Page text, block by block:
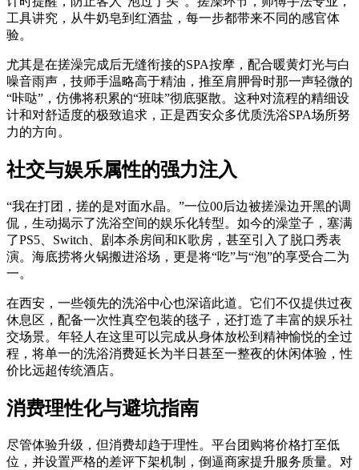
工具讲究，从牛奶皂到红酒盐，每一步都带来不同的感官体
验。
尤其是在搓澡完成后无缝衔接的SPA按摩，配合暖黄灯光与白
噪音雨声，技师手温略高于精油，推至肩胛骨时那一声轻微的
“咔哒”，仿佛将积累的“班味”彻底驱散。这种对流程的精细设
计和对舒适度的极致追求，正是西安众多优质洗浴SPA场所努
力的方向。
社交与娱乐属性的强力注入
“我在打团，搓的是对面水晶。”一位00后边被搓澡边开黑的调
侃，生动揭示了洗浴空间的娱乐化转型。如今的澡堂子，塞满
了PS5、Switch、剧本杀房间和K歌房，甚至引入了脱口秀表
演。海底捞将火锅搬进浴场，更是将“吃”与“泡”的享受合二为
一。
在西安，一些领先的洗浴中心也深谙此道。它们不仅提供过夜
休息区，配备一次性真空包装的毯子，还打造了丰富的娱乐社
交场景。年轻人在这里可以完成从身体放松到精神愉悦的全过
程，将单一的洗浴消费延长为半日甚至一整夜的休闲体验，性
价比远超传统酒店。
消费理性化与避坑指南
尽管体验升级，但消费却趋于理性。平台团购将价格打至低
位，并设置严格的差评下架机制，倒逼商家提升服务质量。对